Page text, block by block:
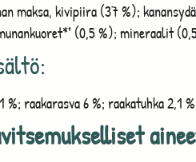
maksa, kivipiira (37 %);
(0,5 %); mineraalit
%; raakarasva 6 %; raakatuhka 2,1